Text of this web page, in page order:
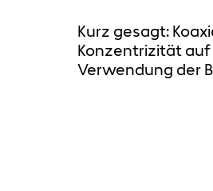
Kurz gesagt:
Konzentrizität
Verwendung der